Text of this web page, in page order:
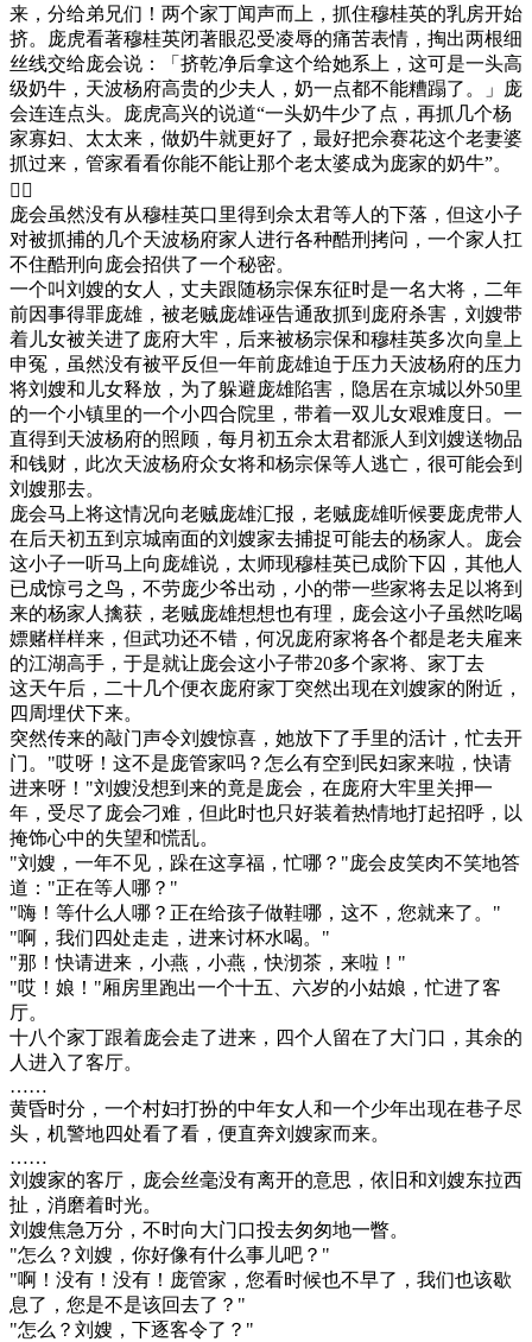
来，分给弟兄们！两个家丁闻声而上，抓住穆桂英的乳房开始
挤。庞虎看著穆桂英闭著眼忍受凌辱的痛苦表情，掏出两根细
丝线交给庞会说：「挤乾净后拿这个给她系上，这可是一头高
级奶牛，天波杨府高贵的少夫人，奶一点都不能糟蹋了。」庞
会连连点头。庞虎高兴的说道“一头奶牛少了点，再抓几个杨
家寡妇、太太来，做奶牛就更好了，最好把佘赛花这个老妻婆
抓过来，管家看看你能不能让那个老太婆成为庞家的奶牛”。

庞会虽然没有从穆桂英口里得到佘太君等人的下落，但这小子
对被抓捕的几个天波杨府家人进行各种酷刑拷问，一个家人扛
不住酷刑向庞会招供了一个秘密。
一个叫刘嫂的女人，丈夫跟随杨宗保东征时是一名大将，二年
前因事得罪庞雄，被老贼庞雄诬告通敌抓到庞府杀害，刘嫂带
着儿女被关进了庞府大牢，后来被杨宗保和穆桂英多次向皇上
申冤，虽然没有被平反但一年前庞雄迫于压力天波杨府的压力
将刘嫂和儿女释放，为了躲避庞雄陷害，隐居在京城以外50里
的一个小镇里的一个小四合院里，带着一双儿女艰难度日。一
直得到天波杨府的照顾，每月初五佘太君都派人到刘嫂送物品
和钱财，此次天波杨府众女将和杨宗保等人逃亡，很可能会到
刘嫂那去。
庞会马上将这情况向老贼庞雄汇报，老贼庞雄听候要庞虎带人
在后天初五到京城南面的刘嫂家去捕捉可能去的杨家人。庞会
这小子一听马上向庞雄说，太师现穆桂英已成阶下囚，其他人
已成惊弓之鸟，不劳庞少爷出动，小的带一些家将去足以将到
来的杨家人擒获，老贼庞雄想想也有理，庞会这小子虽然吃喝
嫖赌样样来，但武功还不错，何况庞府家将各个都是老夫雇来
的江湖高手，于是就让庞会这小子带20多个家将、家丁去
这天午后，二十几个便衣庞府家丁突然出现在刘嫂家的附近，
四周埋伏下来。
突然传来的敲门声令刘嫂惊喜，她放下了手里的活计，忙去开
门。"哎呀！这不是庞管家吗？怎么有空到民妇家来啦，快请
进来呀！"刘嫂没想到来的竟是庞会，在庞府大牢里关押一
年，受尽了庞会刁难，但此时也只好装着热情地打起招呼，以
掩饰心中的失望和慌乱。
"刘嫂，一年不见，跺在这享福，忙哪？"庞会皮笑肉不笑地答
道："正在等人哪？"
"嗨！等什么人哪？正在给孩子做鞋哪，这不，您就来了。"
"啊，我们四处走走，进来讨杯水喝。"
"那！快请进来，小燕，小燕，快沏茶，来啦！"
"哎！娘！"厢房里跑出一个十五、六岁的小姑娘，忙进了客
厅。
十八个家丁跟着庞会走了进来，四个人留在了大门口，其余的
人进入了客厅。
……
黄昏时分，一个村妇打扮的中年女人和一个少年出现在巷子尽
头，机警地四处看了看，便直奔刘嫂家而来。
……
刘嫂家的客厅，庞会丝毫没有离开的意思，依旧和刘嫂东拉西
扯，消磨着时光。
刘嫂焦急万分，不时向大门口投去匆匆地一瞥。
"怎么？刘嫂，你好像有什么事儿吧？"
"啊！没有！没有！庞管家，您看时候也不早了，我们也该歇
息了，您是不是该回去了？"
"怎么？刘嫂，下逐客令了？"